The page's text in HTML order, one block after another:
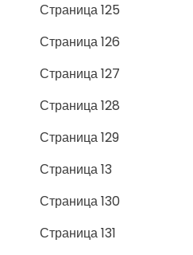
Страница 125
Страница 126
Страница 127
Страница 128
Страница 129
Страница 13
Страница 130
Страница 131